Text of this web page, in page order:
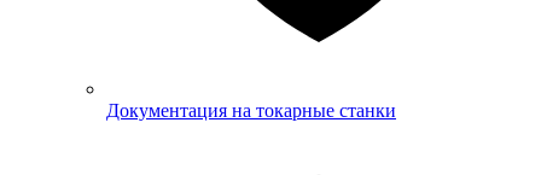
Документация на токарные станки